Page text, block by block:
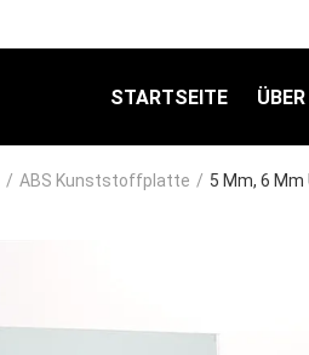
STARTSEITE
/ ABS Kunststoffplatte / 5 Mm, 6